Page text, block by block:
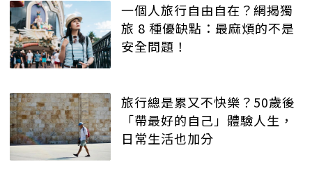
一個人旅行自由自在？網揭獨
旅 8 種優缺點：最麻煩的不是
安全問題！
旅行總是累又不快樂？50歲後
「帶最好的自己」體驗人生，
日常生活也加分